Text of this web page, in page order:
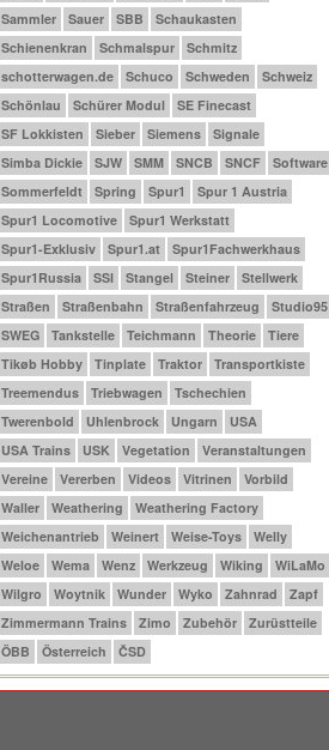
Sammler
Sauer SBB
Schaukasten
Schienenkran
Schmalspur
Schmitz
schotterwagen.de
Schuco Schweden
Schweiz
Schönlau
Schürer Modul
SE Finecast
SF Lokkisten
Sieber Siemens
Signale
Simba Dickie
SJW SMM SNCB SNCF
Software
Sommerfeldt
Spring Spur1
Spur 1 Austria
Spur1 Locomotive
Spur1 Werkstatt
Spur1-Exklusiv
Spur1.at
Spur1Fachwerkhaus
Spur1Russia
SSI Stangel Steiner
Stellwerk
Straßen
Straßenbahn Straßenfahrzeug
Studio95
SWEG
Tankstelle Teichmann Theorie
Tiere
Tikøb Hobby
Tinplate Traktor
Transportkiste
Treemendus
Triebwagen
Tschechien
Twerenbold
Uhlenbrock Ungarn
USA
USA Trains
USK Vegetation
Veranstaltungen
Vereine
Vererben Videos Vitrinen
Vorbild
Waller
Weathering
Weathering Factory
Weichenantrieb
Weinert Weise-Toys
Welly
Weloe
Wema Wenz Werkzeug Wiking
WiLaMo
Wilgro
Woytnik Wunder Wyko Zahnrad
Zapf
Zimmermann Trains
Zimo Zubehör
Zurüstteile
ÖBB
Österreich ČSD